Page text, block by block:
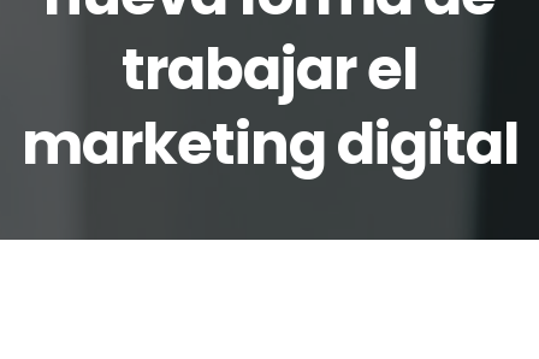
trabajar el
marketing digital